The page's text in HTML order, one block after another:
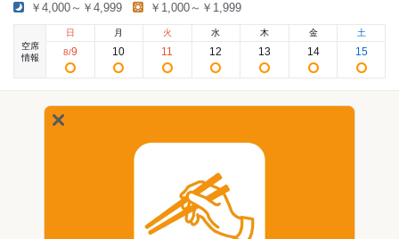
￥4,000～￥4,999 ￥1,000～￥1,999
空席
情報
日
8/9
月
10
火
11
水
12
木
13
金
14
土
15